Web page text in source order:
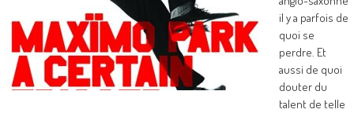
il y a parfois de
quoi se
perdre. Et
aussi de quoi
douter du
talent de telle